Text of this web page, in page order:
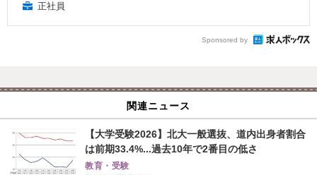
正社員
Sponsored by
関連ニュース
【大学受験2026】北大一般選抜、道内出身者割合
は前期33.4%...過去10年で2番目の低さ
教育・受験